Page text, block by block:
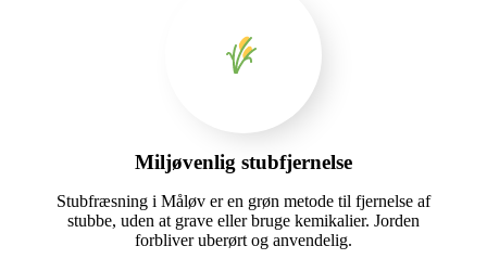
Miljøvenlig stubfjernelse
Stubfræsning i Måløv er en grøn metode til fjernelse af
stubbe, uden at grave eller bruge kemikalier. Jorden
forbliver uberørt og anvendelig.